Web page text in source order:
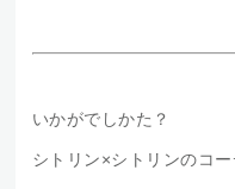
いかがでしかた？
シトリン×シトリンのコ